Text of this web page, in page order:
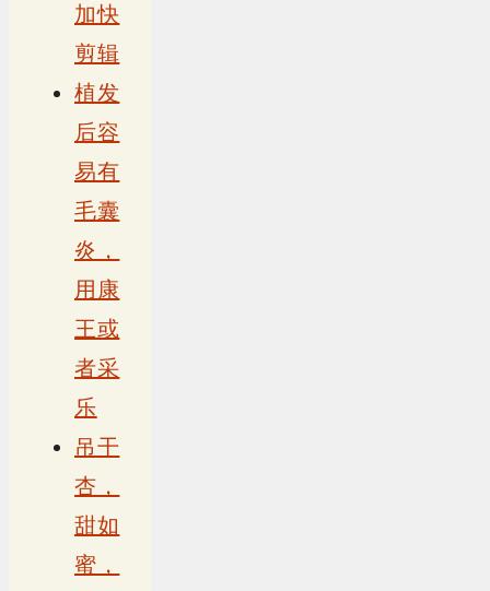
加快
剪辑
植发
后容
易有
毛囊
炎，
用康
王或
者采
乐
吊干
杏，
甜如
蜜，